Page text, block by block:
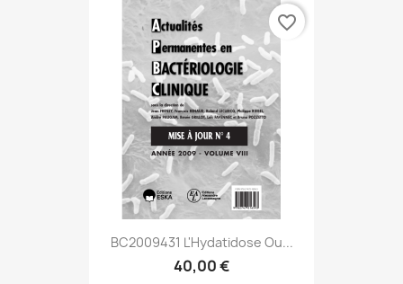
BC2009431 L'Hydatidose Ou...
40,00 €
favorite_border